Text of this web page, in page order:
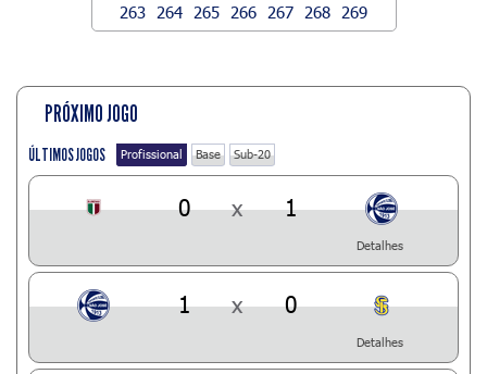
263
264 265 266 267 268 269
PRÓXIMO JOGO
ÚLTIMOS JOGOS Profissional Base Sub-20
0 x 1
Detalhes
1 x 0
Detalhes